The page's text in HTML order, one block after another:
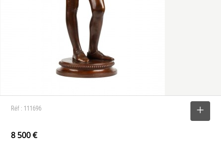
Réf : 111696
8 500 €